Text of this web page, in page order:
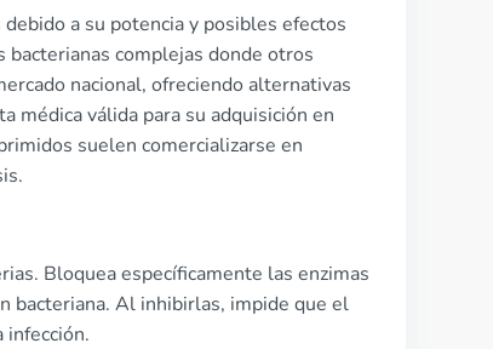
a su potencia y posibles efectos
complejas donde otros
nacional, ofreciendo alternativas
médica válida para su adquisición en
suelen comercializarse en
Bloquea específicamente las enzimas
bacteriana. Al inhibirlas, impide que el